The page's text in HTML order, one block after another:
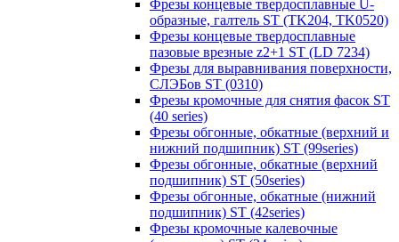
Фрезы концевые твердосплавные U-
образные, галтель ST (TK204, TK0520)
Фрезы концевые твердосплавные
пазовые врезные z2+1 ST (LD 7234)
Фрезы для выравнивания поверхности,
СЛЭБов ST (0310)
Фрезы кромочные для снятия фасок ST
(40 series)
Фрезы обгонные, обкатные (верхний и
нижний подшипник) ST (99series)
Фрезы обгонные, обкатные (верхний
подшипник) ST (50series)
Фрезы обгонные, обкатные (нижний
подшипник) ST (42series)
Фрезы кромочные калевочные